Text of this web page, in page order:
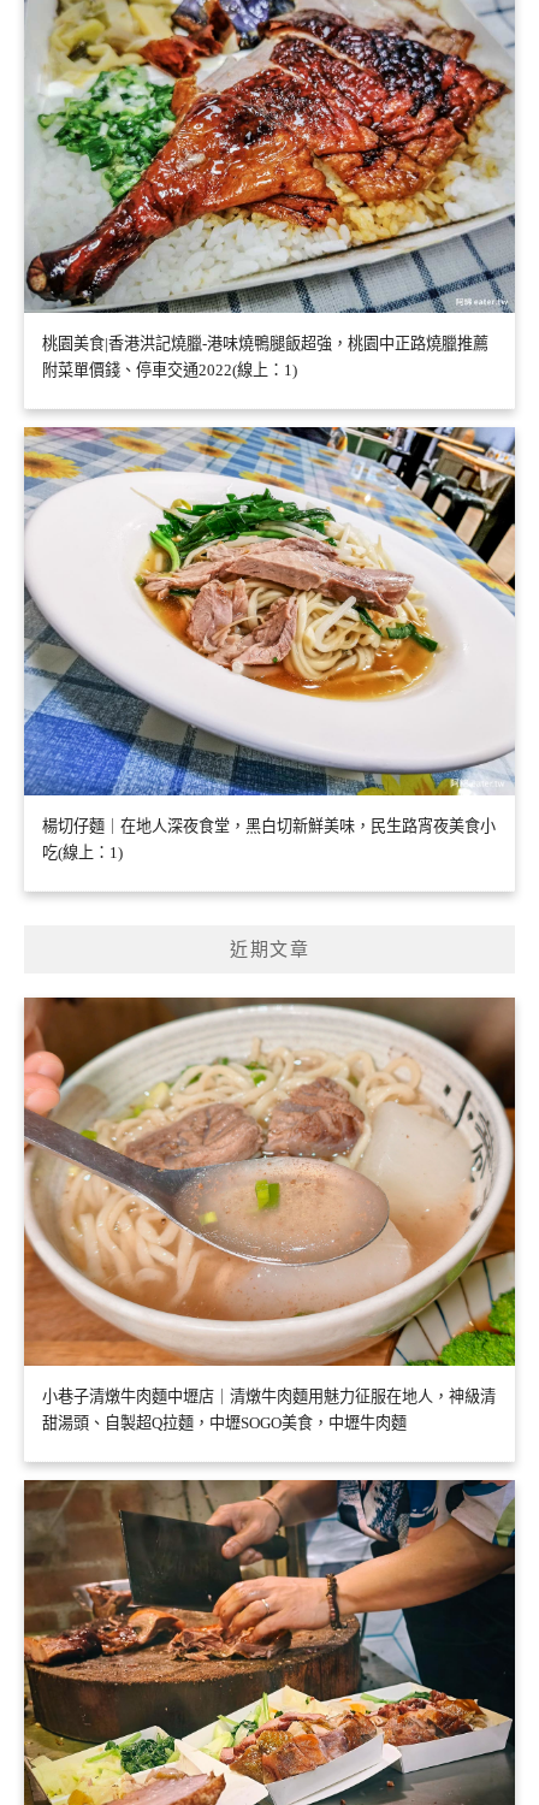
桃園美食|香港洪記燒臘-港味燒鴨腿飯超強，桃園中正路燒臘推薦
附菜單價錢、停車交通2022(線上：1)
楊切仔麵｜在地人深夜食堂，黑白切新鮮美味，民生路宵夜美食小
吃(線上：1)
近期文章
小巷子清燉牛肉麵中壢店｜清燉牛肉麵用魅力征服在地人，神級清
甜湯頭、自製超Q拉麵，中壢SOGO美食，中壢牛肉麵